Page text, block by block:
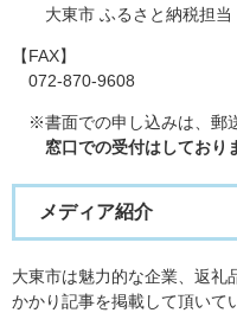
​ 大東市 ふるさと納税担当
【FAX】
072-870-9608
※書面での申し込みは、郵
窓口での受付はしており
メディア紹介
大東市は魅力的な企業、返礼
かかり記事を掲載して頂いて